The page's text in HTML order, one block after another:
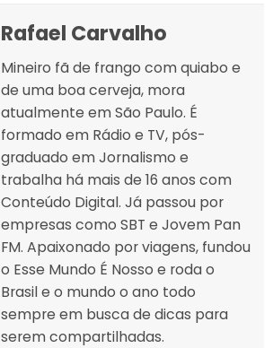
Rafael Carvalho
Mineiro fã de frango com quiabo e
de uma boa cerveja, mora
atualmente em São Paulo. É
formado em Rádio e TV, pós-
graduado em Jornalismo e
trabalha há mais de 16 anos com
Conteúdo Digital. Já passou por
empresas como SBT e Jovem Pan
FM. Apaixonado por viagens, fundou
o Esse Mundo É Nosso e roda o
Brasil e o mundo o ano todo
sempre em busca de dicas para
serem compartilhadas.